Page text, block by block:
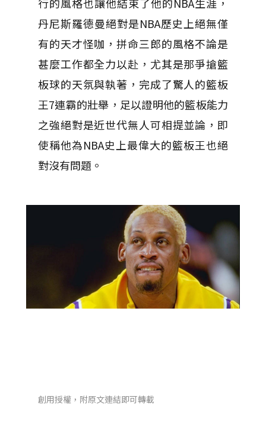
丹尼斯羅德曼絕對是NBA歷史上絕無僅
有的天才怪咖，拼命三郎的風格不論是
甚麼工作都全力以赴，尤其是那爭搶籃
板球的天氛與執著，完成了驚人的籃板
王7連霸的壯舉，足以證明他的籃板能力
之強絕對是近世代無人可相提並論，即
使稱他為NBA史上最偉大的籃板王也絕
對沒有問題。
創用授權，附原文連結即可轉載